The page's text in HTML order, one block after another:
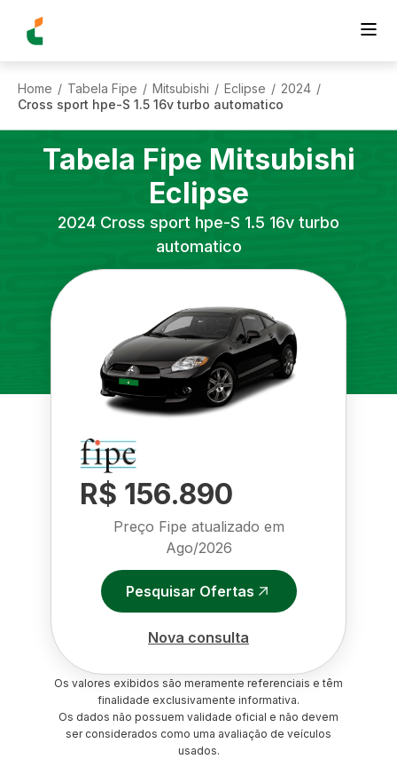
Home / Tabela Fipe / Mitsubishi / Eclipse / 2024 /
Cross sport hpe-S 1.5 16v turbo automatico
Tabela Fipe Mitsubishi
Eclipse
2024 Cross sport hpe-S 1.5 16v turbo
automatico
R$ 156.890
Preço Fipe atualizado em
Ago/2026
Pesquisar Ofertas
Nova consulta
Os valores exibidos são meramente referenciais e têm
finalidade exclusivamente informativa.
Os dados não possuem validade oficial e não devem
ser considerados como uma avaliação de veículos
usados.